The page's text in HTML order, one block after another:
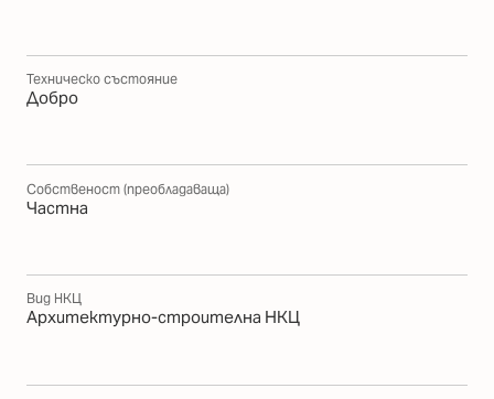
Техническо състояние
Добро
Собственост (преобладаваща)
Частна
Вид НКЦ
Архитектурно-строителна НКЦ